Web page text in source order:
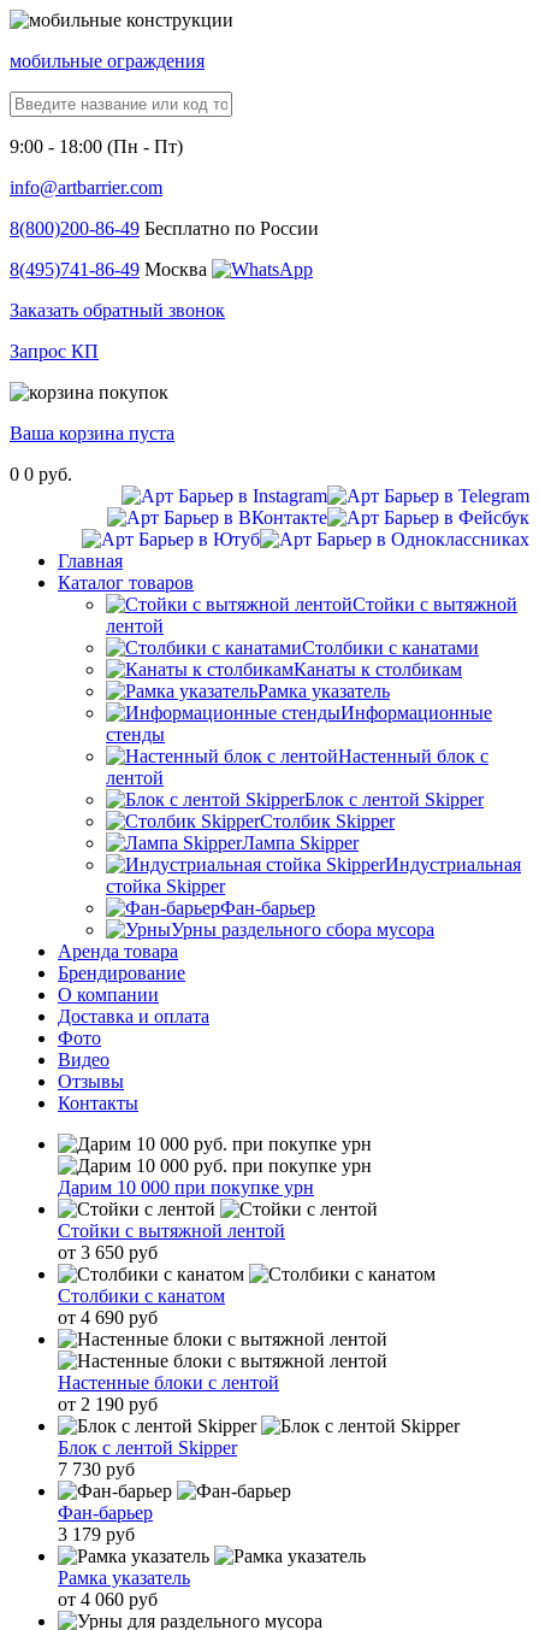
мобильные ограждения
9:00 - 18:00 (Пн - Пт)
info@artbarrier.com
8(800)200-86-49 Бесплатно по России
8(495)741-86-49 Москва
Заказать обратный звонок
Запрос КП
Ваша корзина пуста
0 0 руб.
Главная
Каталог товаров
Стойки с вытяжной
лентой
Столбики с канатами
Канаты к столбикам
Рамка указатель
Информационные
стенды
Настенный блок с
лентой
Блок с лентой Skipper
Столбик Skipper
Лампа Skipper
Индустриальная
стойка Skipper
Фан-барьер
Урны раздельного сбора мусора
Аренда товара
Брендирование
О компании
Доставка и оплата
Фото
Видео
Отзывы
Контакты
Дарим 10 000 при покупке урн
Стойки с вытяжной лентой
от 3 650 руб
Столбики с канатом
от 4 690 руб
Настенные блоки с лентой
от 2 190 руб
Блок с лентой Skipper
7 730 руб
Фан-барьер
3 179 руб
Рамка указатель
от 4 060 руб